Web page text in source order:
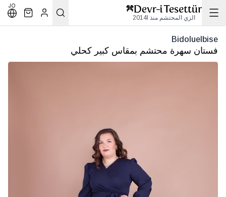
الزي المحتشم منذ 2014l
JO
Bidoluelbise
فستان سهرة محتشم بمقاس كبير كحلي